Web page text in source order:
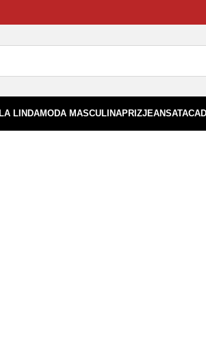
LINDAMODA MASCULINAPRIZJEANS